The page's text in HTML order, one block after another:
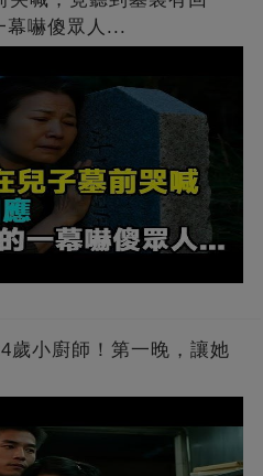
幕嚇傻眾人...
歲小廚師！第一晚，讓她